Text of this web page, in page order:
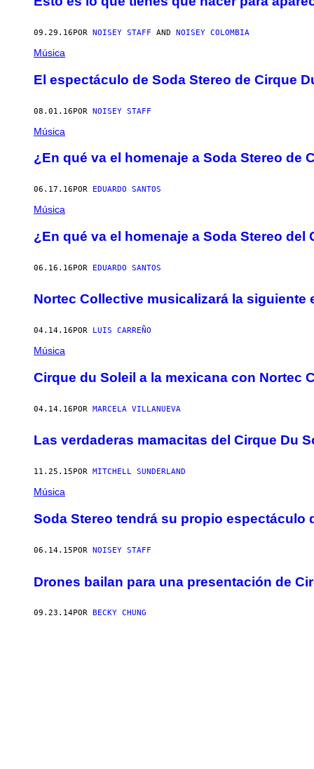
09.29.16 POR NOISEY STAFF AND NOISEY COLOMBIA
Música
El espectáculo de Soda Stereo de Cirque
08.01.16POR NOISEY STAFF
Música
¿En qué va el homenaje a Soda Stereo de
06.17.16 POR EDUARDO SANTOS
Música
¿En qué va el homenaje a Soda Stereo del
06.16.16POR EDUARDO SANTOS
Nortec Collective musicalizará la siguiente
04.14.16 POR LUIS CARREÑO
Música
Cirque du Soleil a la mexicana con Nortec
04.14.16POR MARCELA VILLANUEVA
Las verdaderas mamacitas del Cirque Du
11.25.15 POR MITCHELL SUNDERLAND
Música
Soda Stereo tendrá su propio espectáculo
06.14.15POR NOISEY STAFF
Drones bailan para una presentación de
09.23.14POR BECKY CHUNG